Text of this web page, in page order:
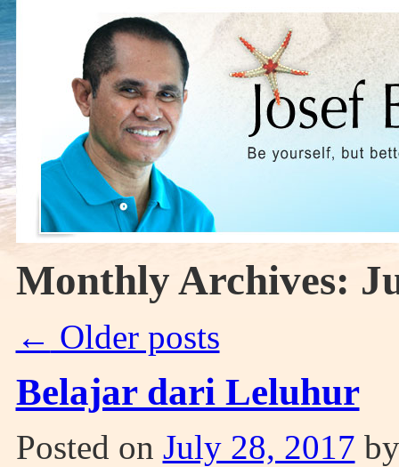
Monthly Archives:
← Older posts
Belajar dari Leluhur
Posted on July 28, 2017 by